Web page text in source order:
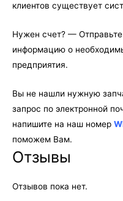
клиентов существует
Нужен счет? —
информацию о
предприятия.
Вы не нашли нужную
запрос по электронной
напишите на наш номер
поможем Вам.
Отзывы
Отзывов пока нет.